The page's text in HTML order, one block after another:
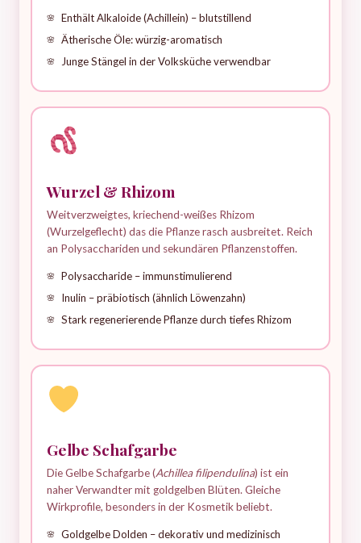
Enthält Alkaloide (Achillein) – blutstillend
Ätherische Öle: würzig-aromatisch
Junge Stängel in der Volksküche verwendbar
Wurzel & Rhizom
Weitverzweigtes, kriechend-weißes Rhizom
(Wurzelgeflecht) das die Pflanze rasch ausbreitet. Reich
an Polysacchariden und sekundären Pflanzenstoffen.
Polysaccharide – immunstimulierend
Inulin – präbiotisch (ähnlich Löwenzahn)
Stark regenerierende Pflanze durch tiefes Rhizom
Gelbe Schafgarbe
Die Gelbe Schafgarbe (Achillea filipendulina) ist ein
naher Verwandter mit goldgelben Blüten. Gleiche
Wirkprofile, besonders in der Kosmetik beliebt.
Goldgelbe Dolden – dekorativ und medizinisch